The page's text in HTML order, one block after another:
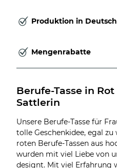
Produktion in
Mengenrabatte
Berufe-Tasse in
Sattlerin
Unsere Berufe-Tasse für
tolle Geschenkidee, egal zu
roten Berufe-Tassen aus
wurden mit viel Liebe von
designt. Mit viel Erfahrung